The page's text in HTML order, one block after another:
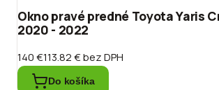
Okno pravé predné Toyota Yaris
2020 - 2022
140 €113.82 €bez DPH
Do košíka